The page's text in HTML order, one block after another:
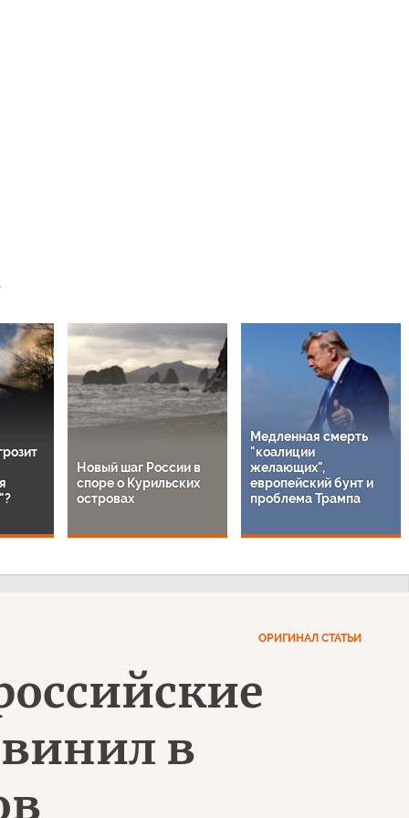
Новый шаг России в
споре о Курильских
островах
Медленная смерть
"коалиции
желающих",
европейский бунт и
проблема Трампа
ОРИГИНАЛ СТАТЬИ
в